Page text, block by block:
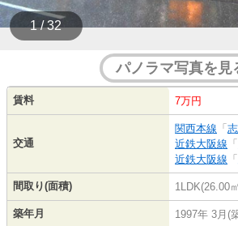
1 / 32
パノラマ写真を見
賃料 7万円
交通
関西本線 「
近鉄大阪線 「
近鉄大阪線 「
間取り(面積) 1LDK(26.00
築年月 1997年 3月(